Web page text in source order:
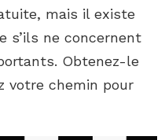
mais il existe
s’ils ne concernent
Obtenez-le
votre chemin pour